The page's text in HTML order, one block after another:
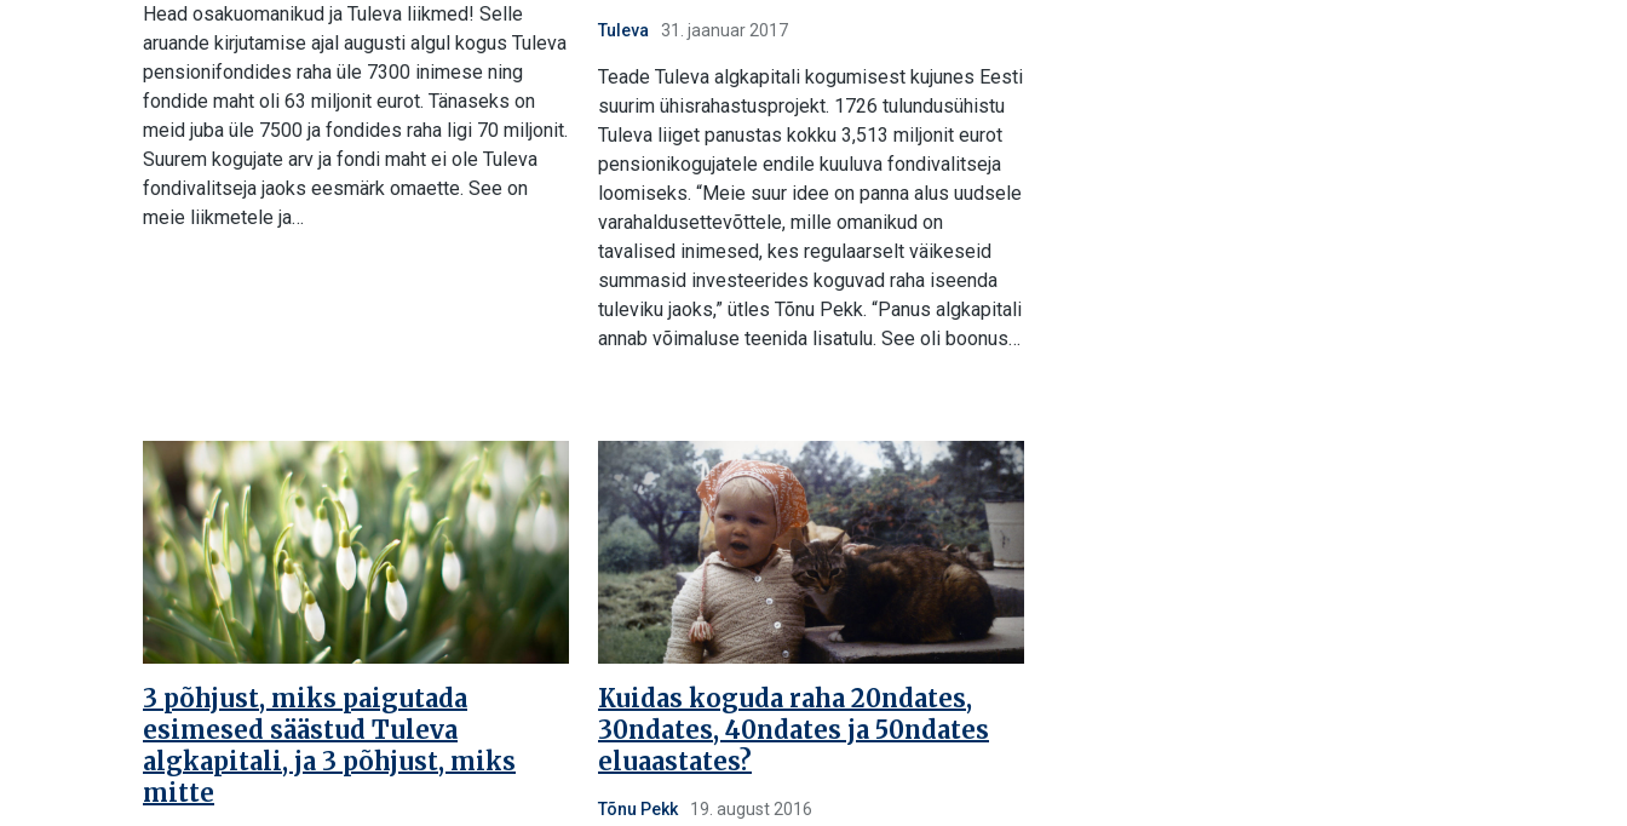
Head osakuomanikud ja Tuleva liikmed! Selle
aruande kirjutamise ajal augusti algul kogus Tuleva
pensionifondides raha üle 7300 inimese ning
fondide maht oli 63 miljonit eurot. Tänaseks on
meid juba üle 7500 ja fondides raha ligi 70 miljonit.
Suurem kogujate arv ja fondi maht ei ole Tuleva
fondivalitseja jaoks eesmärk omaette. See on
meie liikmetele ja…
Tuleva 31. jaanuar 2017
Teade Tuleva algkapitali kogumisest kujunes Eesti
suurim ühisrahastusprojekt. 1726 tulundusühistu
Tuleva liiget panustas kokku 3,513 miljonit eurot
pensionikogujatele endile kuuluva fondivalitseja
loomiseks. “Meie suur idee on panna alus uudsele
varahaldusettevõttele, mille omanikud on
tavalised inimesed, kes regulaarselt väikeseid
summasid investeerides koguvad raha iseenda
tuleviku jaoks,” ütles Tõnu Pekk. “Panus algkapitali
annab võimaluse teenida lisatulu. See oli boonus…
3 põhjust, miks paigutada
esimesed säästud Tuleva
algkapitali, ja 3 põhjust, miks
mitte
Kuidas koguda raha 20ndates,
30ndates, 40ndates ja 50ndates
eluaastates?
Tõnu Pekk 19. august 2016